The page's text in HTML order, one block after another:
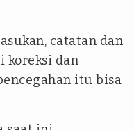
catatan dan
koreksi dan
itu bisa